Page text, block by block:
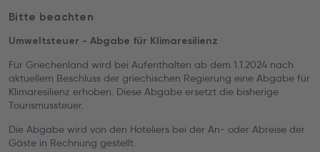
Bitte beachten
Umweltsteuer - Abgabe für Klimaresilienz
Für Griechenland wird bei Aufenthalten ab dem 1.1.2024 nach
aktuellem Beschluss der griechischen Regierung eine Abgabe für
Klimaresilienz erhoben. Diese Abgabe ersetzt die bisherige
Tourismussteuer.
Die Abgabe wird von den Hoteliers bei der An- oder Abreise der
Gäste in Rechnung gestellt.